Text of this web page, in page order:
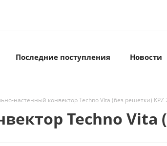
Последние поступления Новости
настенный конвектор Techno Vita (без решетки) KPZ
Techno Vita